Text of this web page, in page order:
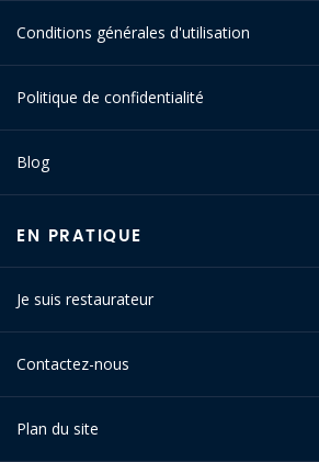
Conditions générales d'utilisation
Politique de confidentialité
Blog
EN PRATIQUE
Je suis restaurateur
Contactez-nous
Plan du site